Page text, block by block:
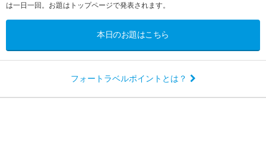
は一日一回。お題はトップページで発表されます。
本日のお題はこちら
フォートラベルポイントとは？